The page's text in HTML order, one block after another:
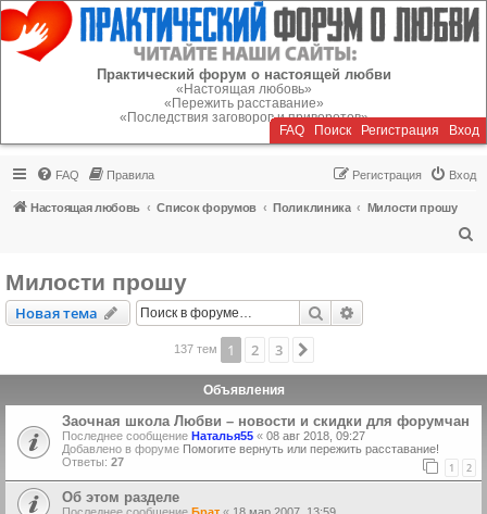
Регистрация
Практический форум о настоящей любви
«Настоящая любовь»
«Пережить расставание»
«Последствия заговоров и приворотов»
FAQ Поиск Регистрация Вход
FAQ Правила Вход
Регистрация
Настоящая любовь Список форумов Поликлиника
Милости прошу
Милости прошу
Новая тема
Новаятема Поиск
137 тем 1 2 3
Объявления
Заочная школа Любви – новости и скидки для форумчан
Последнее сообщение Наталья55 « 08 авг 2018, 09:27
Добавлено в форуме Помогите вернуть или пережить расставание!
Ответы: 27 1 2
Об этом разделе